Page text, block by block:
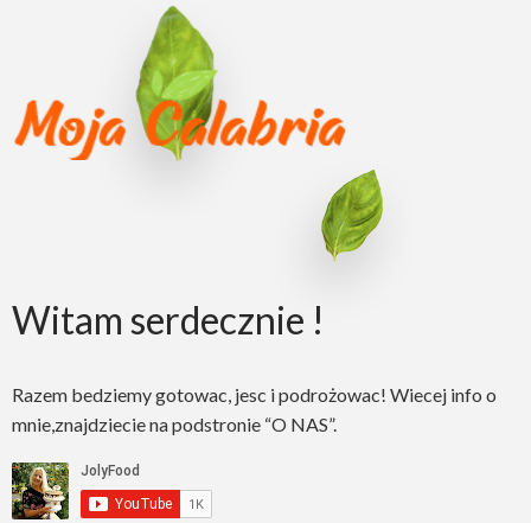
Witam serdecznie !
Razem bedziemy gotowac, jesc i podrożowac! Wiecej info o
mnie,znajdziecie na podstronie “O NAS”.